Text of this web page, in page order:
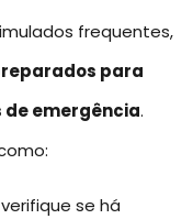
frequentes,
para
emergência.
verifique se há